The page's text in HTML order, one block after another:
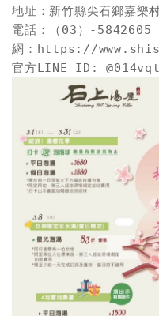
地址：新竹縣尖石鄉嘉樂
電話：（03）-5842605
網：https://